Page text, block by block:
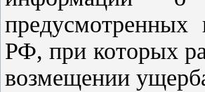
предусмотренных
РФ, при которых
возмещении